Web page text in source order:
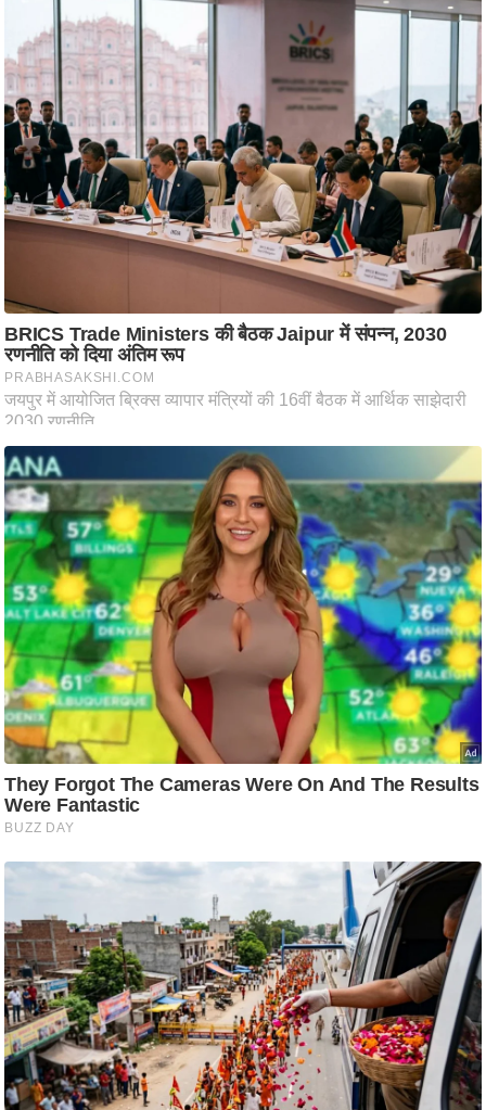
भ
ए
म
.
आ
र
.
.
चा
य
प
र
स
मी
क्षा
ध
र्म
ज्यो
ति
ष
प्र
भु
म
हि
मा
/
ध
स्थ
ल
व्र
त
त्यो
हा
र